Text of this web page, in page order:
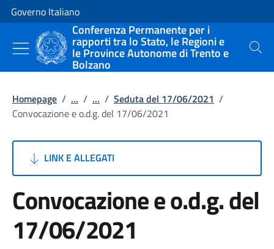
Vai al contenuto
Vai alla navigazione del sito
Governo Italiano
Conferenza Permanente per i
rapporti tra lo Stato, le Regioni e
le Province Autonome di Trento e
Bolzano
Cerca
Homepage / ... / ... / Seduta del 17/06/2021 /
Convocazione e o.d.g. del 17/06/2021
LINK E ALLEGATI
Convocazione e o.d.g. del
17/06/2021